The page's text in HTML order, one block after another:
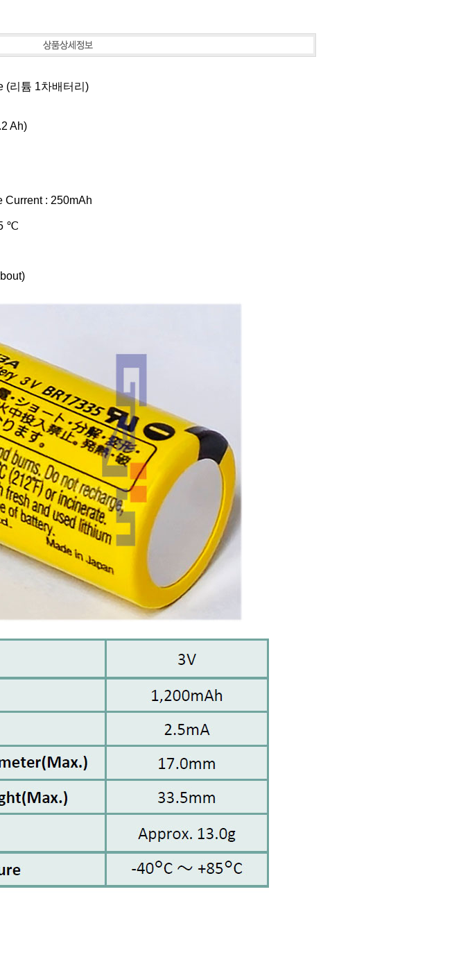
(리튬 1차배터리)
Ah)
: 250mAh
℃